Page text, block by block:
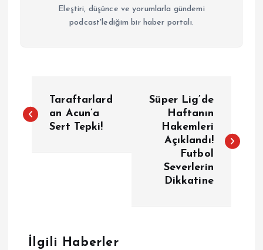
Eleştiri, düşünce ve yorumlarla gündemi
podcast'lediğim bir haber portalı.
a
e
Taraftarlard
an Acun’a
Sert Tepki!
Süper Lig’de
Haftanın
Hakemleri
Açıklandı!
Futbol
Severlerin
Dikkatine
İlgili Haberler